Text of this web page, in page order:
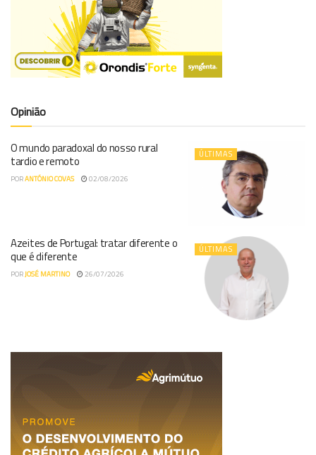
Opinião
ÚLTIMAS
O mundo paradoxal do nosso rural
tardio e remoto
PORANTÓNIO COVAS 02/08/2026
ÚLTIMAS
Azeites de Portugal: tratar diferente o
que é diferente
PORJOSÉ MARTINO 26/07/2026